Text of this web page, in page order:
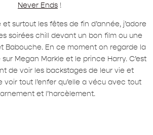
Never Ends !
et surtout les fêtes de fin d’année, j’adore
soirées chill devant un bon film ou une
Babouche. En ce moment on regarde la
Megan Markle et le prince Harry. C’est
de voir les backstages de leur vie et
voir tout l’enfer qu’elle a vécu avec tout
et l’harcèlement.